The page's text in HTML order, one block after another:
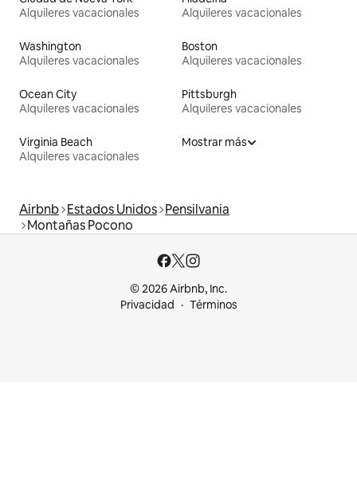
Alquileres vacacionales
Alquileres vacacionales
Washington
Alquileres vacacionales
Boston
Alquileres vacacionales
Ocean City
Alquileres vacacionales
Pittsburgh
Alquileres vacacionales
Virginia Beach
Alquileres vacacionales
Mostrar más
Airbnb Estados Unidos Pensilvania
Montañas Pocono
© 2026 Airbnb, Inc.
Privacidad
Términos